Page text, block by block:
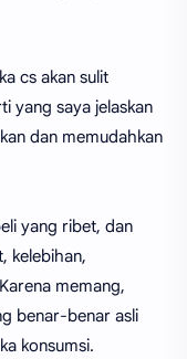
cs akan sulit
yang saya jelaskan
dan memudahkan
yang ribet, dan
kelebihan,
memang,
benar-benar asli
konsumsi.